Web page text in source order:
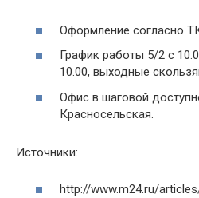
Оформление согласно
График работы 5/2 с
10.00, выходные
Офис в шаговой
Красносельская.
Источники:
http://www.m24.ru/